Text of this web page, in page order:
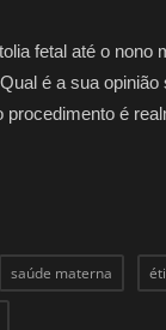
fetal até o
é a sua
procedimento é
saúde materna